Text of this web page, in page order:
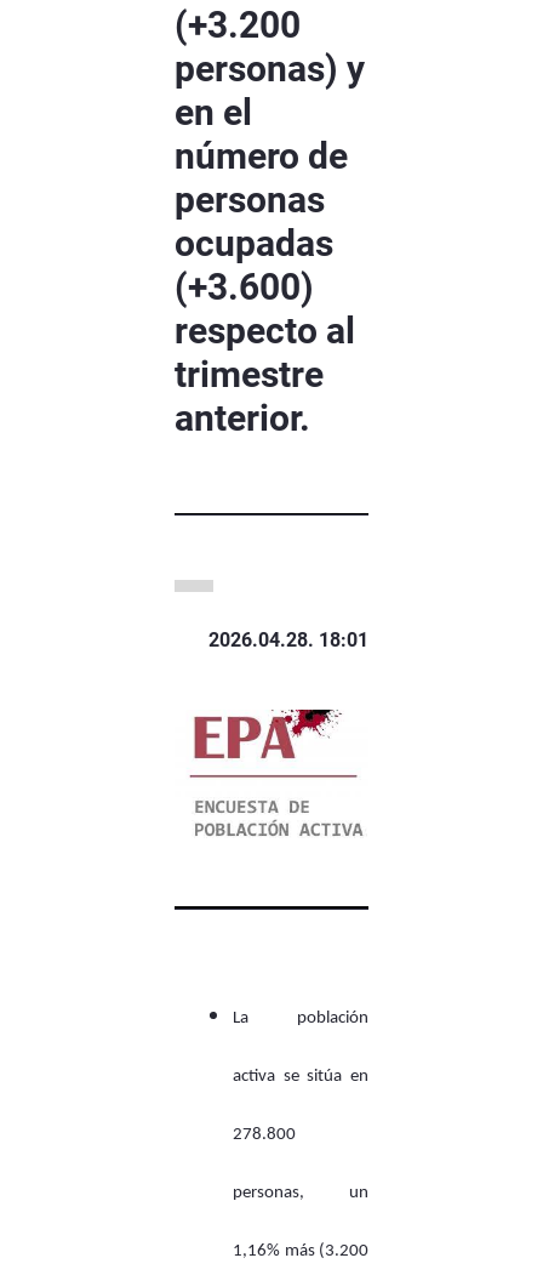
(+3.200
personas) y
en el
número de
personas
ocupadas
(+3.600)
respecto al
trimestre
anterior.
2026.04.28. 18:01
La población
activa se sitúa en
278.800
personas, un
1,16% más (3.200